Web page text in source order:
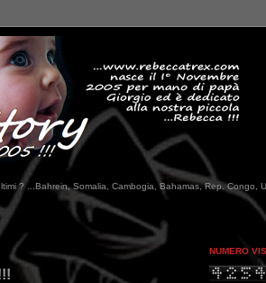
? ...Bahrein, Somalia, Cambogia, Bahamas, Rep. Congo,
NUMERO